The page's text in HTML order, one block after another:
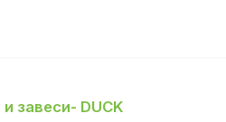
завеси- DUCK